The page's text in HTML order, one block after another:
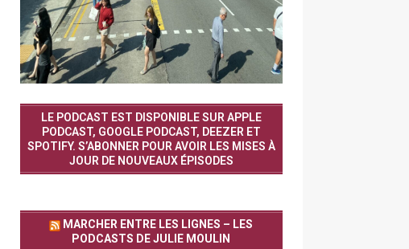
LE PODCAST EST DISPONIBLE SUR APPLE
PODCAST, GOOGLE PODCAST, DEEZER ET
SPOTIFY. S’ABONNER POUR AVOIR LES MISES À
JOUR DE NOUVEAUX ÉPISODES
MARCHER ENTRE LES LIGNES – LES
PODCASTS DE JULIE MOULIN